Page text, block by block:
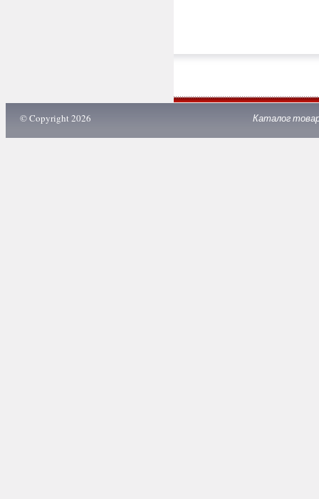
© Copyright 2026 Каталог